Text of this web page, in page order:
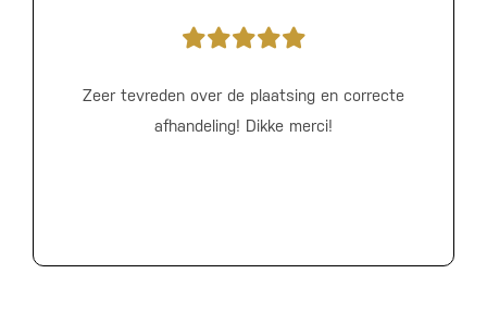
Zeer tevreden over de plaatsing en correcte
afhandeling! Dikke merci!